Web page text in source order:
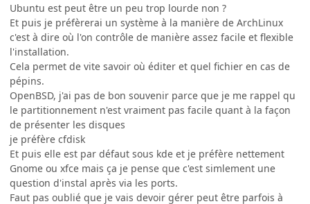
Ubuntu est peut être un peu trop lourde non ?
Et puis je préfèrerai un système à la manière de ArchLinux
c'est à dire où l'on contrôle de manière assez facile et flexible
l'installation.
Cela permet de vite savoir où éditer et quel fichier en cas de
pépins.
OpenBSD, j'ai pas de bon souvenir parce que je me rappel qu
le partitionnement n'est vraiment pas facile quant à la façon
de présenter les disques
je préfère cfdisk
Et puis elle est par défaut sous kde et je préfère nettement
Gnome ou xfce mais ça je pense que c'est simlement une
question d'instal après via les ports.
Faut pas oublié que je vais devoir gérer peut être parfois à